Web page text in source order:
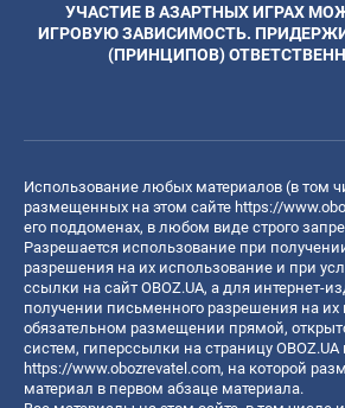
УЧАСТИЕ В АЗАРТНЫХ ИГРАХ
ИГРОВУЮ ЗАВИСИМОСТЬ.
(ПРИНЦИПОВ)
Использование любых материалов (в том
размещенных на этом сайте https://
его поддоменах, в любом виде строго
Разрешается использование при
разрешения на их использование и при
ссылки на сайт OBOZ.UA, а для интернет-
получении письменного разрешения на их
обязательном размещении прямой,
систем, гиперссылки на страницу
https://www.obozrevatel.com, на которой
материал в первом абзаце материала.